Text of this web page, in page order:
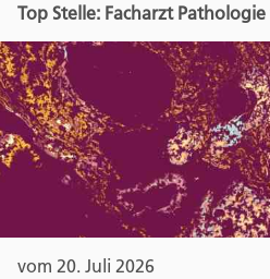
Top Stelle: Facharzt
vom 20. Juli 2026